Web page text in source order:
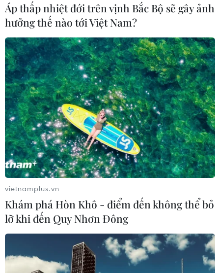
Áp thấp nhiệt đới trên vịnh Bắc Bộ sẽ gây ảnh
hưởng thế nào tới Việt Nam?
vietnamplus.vn
Khám phá Hòn Khô - điểm đến không thể bỏ
lỡ khi đến Quy Nhơn Đông